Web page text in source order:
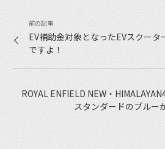
EV補助金対象となったEVスクー
ですよ！
ROYAL ENFIELD NEW・
スタンダードのブルー